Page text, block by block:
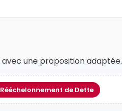
une proposition adaptée.
de Dette